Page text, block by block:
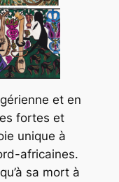
et en
fortes et
unique à
africaines.
sa mort à